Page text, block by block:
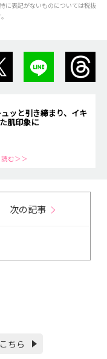
に表記がないものについては税抜
ュッと引き締まり、イキ
肌印象に
む＞＞
次の記事
ちら